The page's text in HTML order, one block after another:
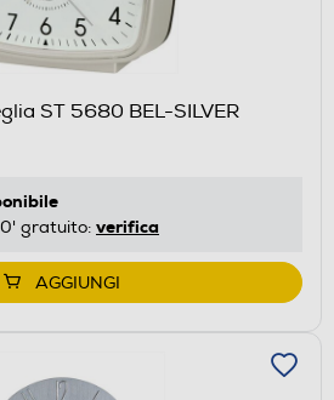
ST 5680 BEL-SILVER
gratuito: verifica
AGGIUNGI